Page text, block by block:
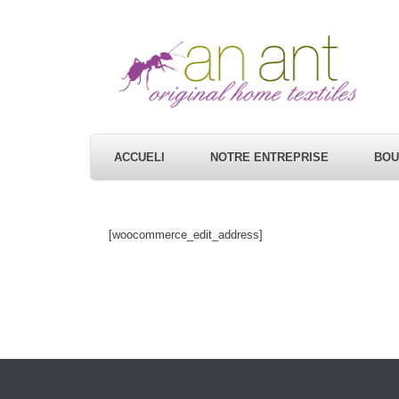
ACCUELI NOTRE ENTREPRISE
[woocommerce_edit_address]